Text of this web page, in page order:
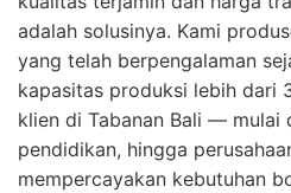
adalah solusinya. Kami
yang telah berpengalaman
kapasitas produksi lebih dari
klien di Tabanan Bali — mulai
pendidikan, hingga
mempercayakan kebutuhan